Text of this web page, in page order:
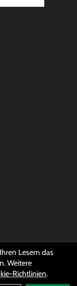
Lesern das
Weitere
Richtlinien.